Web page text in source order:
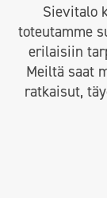
Sievitalo
toteutamme
erilaisiin
Meiltä saat
ratkaisut,